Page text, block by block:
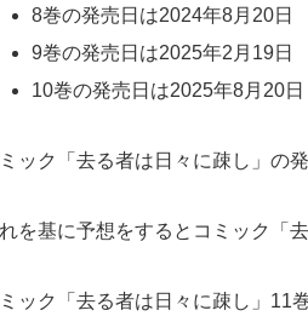
8巻の発売日は2024年8月20日
9巻の発売日は2025年2月19日
10巻の発売日は2025年8月20日
ック「去る者は日々に疎し」の
を基に予想をするとコミック「
ック「去る者は日々に疎し」11